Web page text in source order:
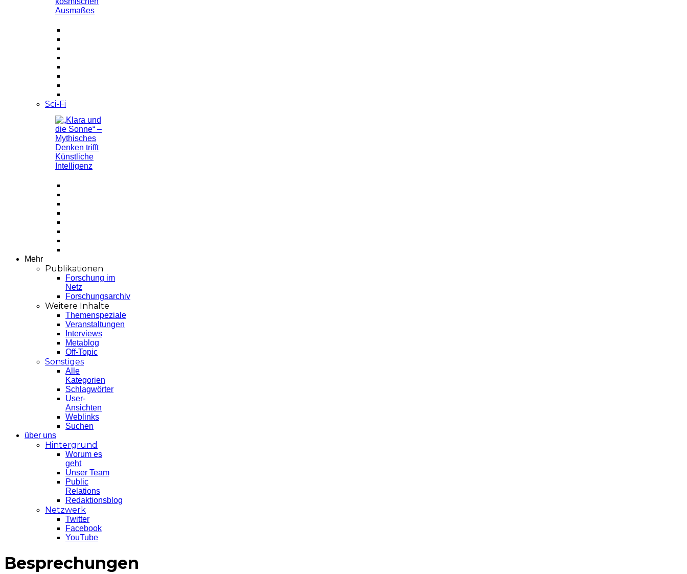
Sci-Fi
Mehr
Publikationen
Forschung im
Netz
Forschungsarchiv
Weitere Inhalte
Themenspeziale
Veranstaltungen
Interviews
Metablog
Off-Topic
Sonstiges
Alle
Kategorien
Schlagwörter
User-
Ansichten
Weblinks
Suchen
über uns
Hintergrund
Worum es
geht
Unser Team
Public
Relations
Redaktionsblog
Netzwerk
Twitter
Facebook
YouTube
Besprechungen